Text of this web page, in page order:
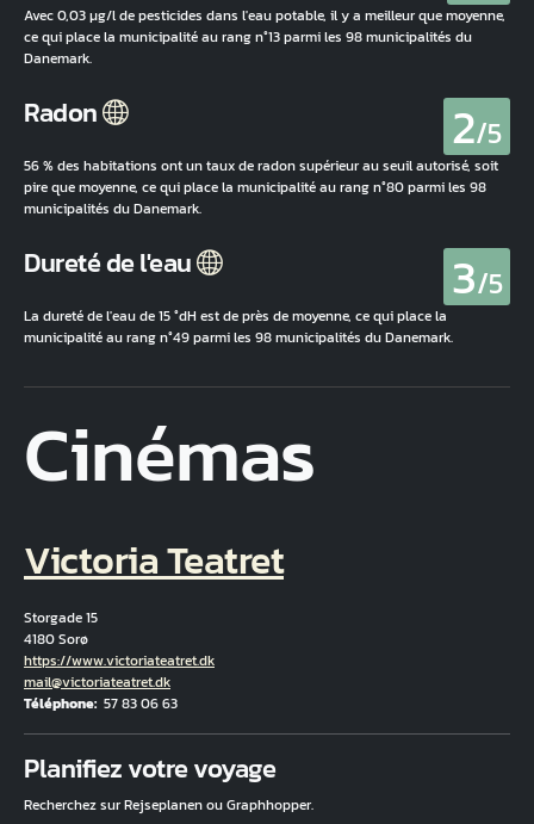
Avec 0,03 µg/l de pesticides dans l'eau potable, il y a meilleur que moyenne,
ce qui place la municipalité au rang n°13 parmi les 98 municipalités du
Danemark.
Radon 2/5
56 % des habitations ont un taux de radon supérieur au seuil autorisé, soit
pire que moyenne, ce qui place la municipalité au rang n°80 parmi les 98
municipalités du Danemark.
Dureté de l'eau 3/5
La dureté de l'eau de 15 °dH est de près de moyenne, ce qui place la
municipalité au rang n°49 parmi les 98 municipalités du Danemark.
Cinémas
Victoria Teatret
Storgade 15
4180 Sorø
Hjemmeside
https://www.victoriateatret.dk
Courriel
mail@victoriateatret.dk
Téléphone 57 83 06 63
Planifiez votre voyage
Recherchez sur Rejseplanen ou Graphhopper.